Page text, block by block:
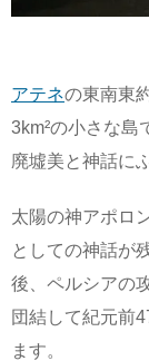
アテネの東南東
3km²の小さな島
廃墟美と神話に
太陽の神アポロ
としての神話が
後、ペルシアの
団結して紀元前
ます。